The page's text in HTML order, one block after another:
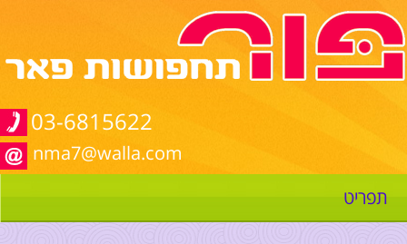
03-6815622
nma7@walla.com
תפריט